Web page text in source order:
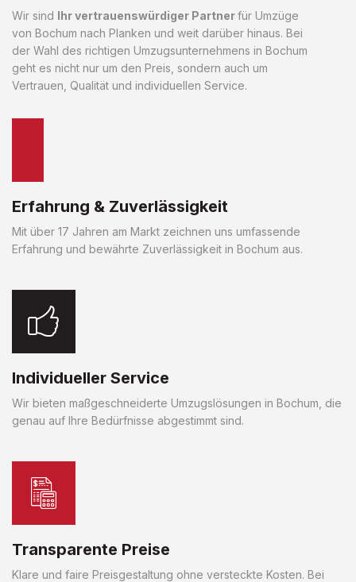
Wir sind Ihr vertrauenswürdiger Partnerfür Umzüge
von Bochum nach Planken und weit darüber hinaus. Bei
der Wahl des richtigen Umzugsunternehmens in Bochum
geht es nicht nur um den Preis, sondern auch um
Vertrauen, Qualität und individuellen Service.
Erfahrung & Zuverlässigkeit
Mit über 17 Jahren am Markt zeichnen uns umfassende
Erfahrung und bewährte Zuverlässigkeit in Bochum aus.
Individueller Service
Wir bieten maßgeschneiderte Umzugslösungen in Bochum, die
genau auf Ihre Bedürfnisse abgestimmt sind.
Transparente Preise
Klare und faire Preisgestaltung ohne versteckte Kosten. Bei